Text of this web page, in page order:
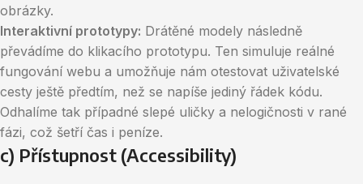
obrázky.
Interaktivní prototypy: Drátěné modely následně
převádíme do klikacího prototypu. Ten simuluje reálné
fungování webu a umožňuje nám otestovat uživatelské
cesty ještě předtím, než se napíše jediný řádek kódu.
Odhalíme tak případné slepé uličky a nelogičnosti v rané
fázi, což šetří čas i peníze.
c) Přístupnost (Accessibility)